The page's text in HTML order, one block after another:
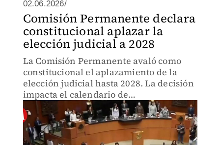
02.06.2026/
Comisión Permanente declara
constitucional aplazar la
elección judicial a 2028
La Comisión Permanente avaló como
constitucional el aplazamiento de la
elección judicial hasta 2028. La decisión
impacta el calendario de
implementación de la reforma al Poder
Judicial.